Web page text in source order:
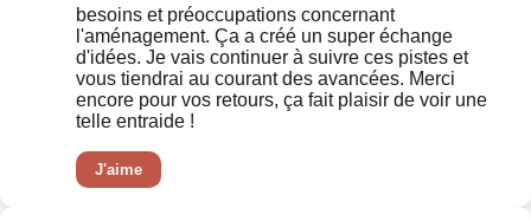
besoins et préoccupations concernant
l'aménagement. Ça a créé un super échange
d'idées. Je vais continuer à suivre ces pistes et
vous tiendrai au courant des avancées. Merci
encore pour vos retours, ça fait plaisir de voir une
telle entraide !
J'aime